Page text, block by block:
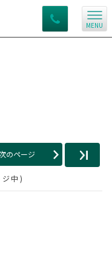
MENU
のページ
中)